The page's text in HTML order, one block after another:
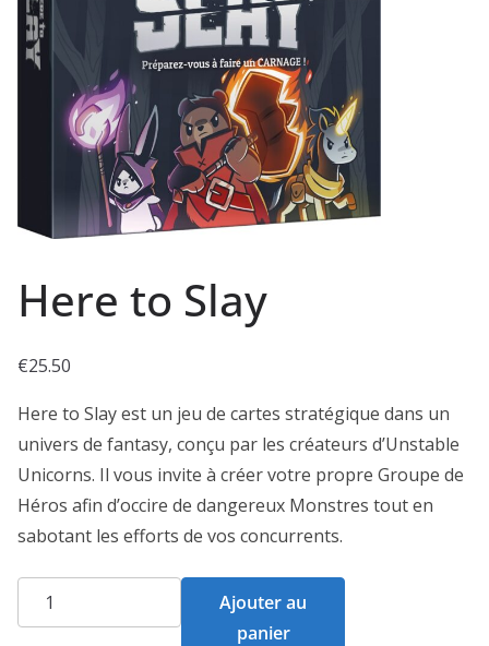
Here to Slay
€25.50
Here to Slay est un jeu de cartes stratégique dans un
univers de fantasy, conçu par les créateurs d’Unstable
Unicorns. Il vous invite à créer votre propre Groupe de
Héros afin d’occire de dangereux Monstres tout en
sabotant les efforts de vos concurrents.
quantité
de
Ajouter au
panier